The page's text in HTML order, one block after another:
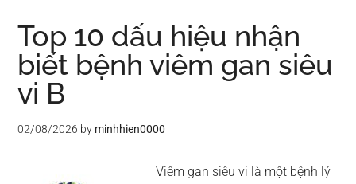
Top 10 dấu hiệu nhận
biết bệnh viêm gan siêu
vi B
02/08/2026 by minhhien0000
Viêm gan siêu vi là một bệnh lý